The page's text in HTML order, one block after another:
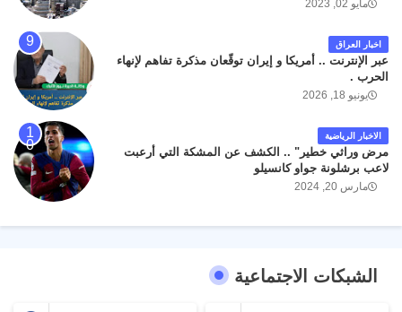
مايو 02, 2023
اخبار العراق
عبر الإنترنت .. أمريكا و إيران توقّعان مذكرة تفاهم لإنهاء
الحرب .
يونيو 18, 2026
الاخبار الرياضية
مرض وراثي خطير" .. الكشف عن المشكة التي أرعبت
لاعب برشلونة جواو كانسيلو
مارس 20, 2024
الشبكات الاجتماعية